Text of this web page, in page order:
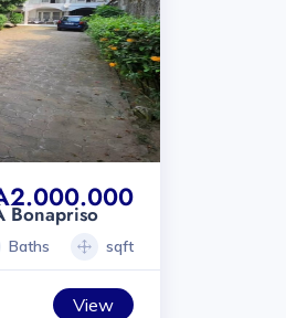
Bonapriso
Baths sqft
View